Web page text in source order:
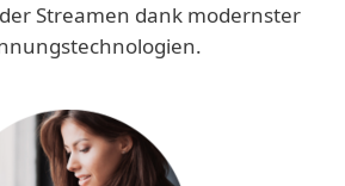
Streamen dank modernster